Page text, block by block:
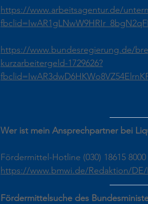
https://www.arbeitsagentur.de/
https://www.bundesregierung.de/
kurzarbeitergeld-1729626?
Wer ist mein Ansprechpartner bei
Fördermittel-Hotline (030) 18615
https://www.bmwi.de/Redaktion/DE/
Fördermittelsuche des